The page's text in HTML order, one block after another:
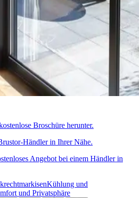
Broschüre herunter.
Händler in Ihrer Nähe.
Angebot bei einem Händler in
Kühlung und
und Privatsphäre